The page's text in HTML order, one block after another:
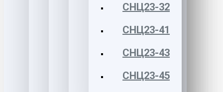
СНЦ23-32
СНЦ23-41
СНЦ23-43
СНЦ23-45